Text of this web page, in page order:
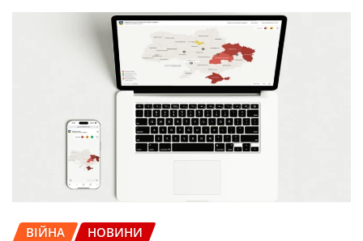
ВІЙНА НОВИНИ